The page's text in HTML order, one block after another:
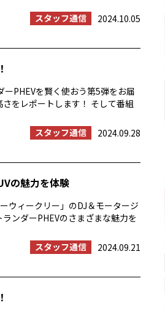
スタッフ通信
2024.10.05
ーPHEVを賢く使おう第5弾をお届
をレポートします！ そして番組
スタッフ通信
2024.09.28
の魅力を体験
ウィークリー」のDJ＆モータージ
ンダーPHEVのさまざまな魅力を
スタッフ通信
2024.09.21